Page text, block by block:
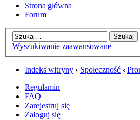
Strona główna
Forum
Wyszukiwanie zaawansowane
Indeks witryny ‹ Społeczność ‹
Regulamin
FAQ
Zarejestruj się
Zaloguj się